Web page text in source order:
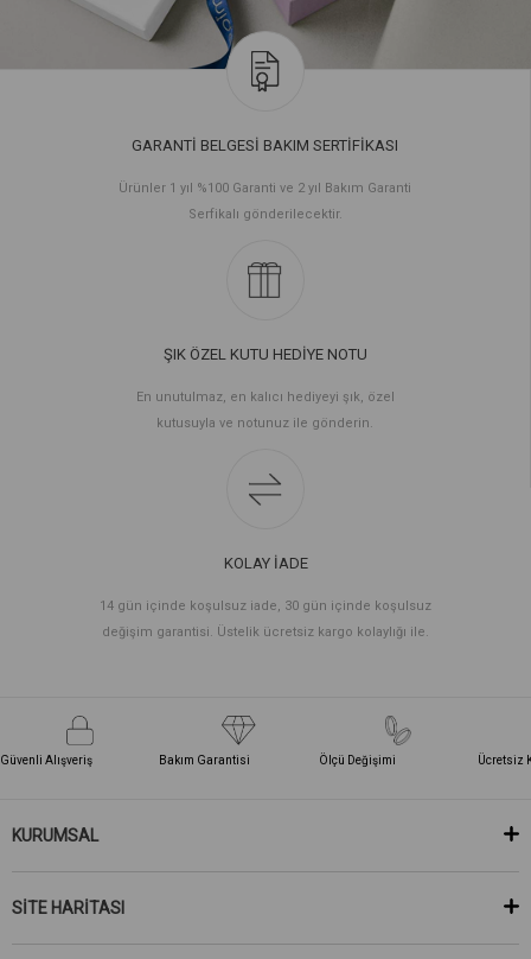
GARANTİ BELGESİ BAKIM SERTİFİKASI
Ürünler 1 yıl %100 Garanti ve 2 yıl Bakım Garanti
Serfikalı gönderilecektir.
ŞIK ÖZEL KUTU HEDİYE NOTU
En unutulmaz, en kalıcı hediyeyi şık, özel
kutusuyla ve notunuz ile gönderin.
KOLAY İADE
14 gün içinde koşulsuz iade, 30 gün içinde koşulsuz
değişim garantisi. Üstelik ücretsiz kargo kolaylığı ile.
Güvenli Alışveriş Bakım Garantisi Ölçü Değişimi Ücretsiz
KURUMSAL
SİTE HARİTASI